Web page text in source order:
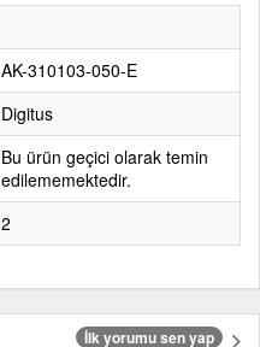
AK-310103-050-E
Digitus
Bu ürün geçici olarak temin
edilememektedir.
2
İlk yorumu sen yap